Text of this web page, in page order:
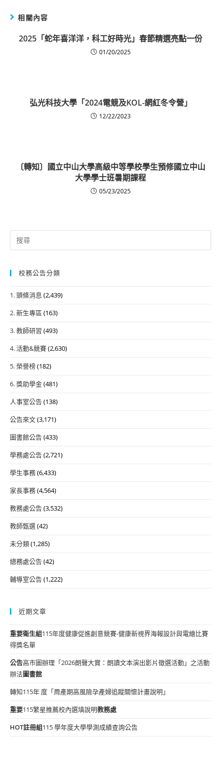
相關內容
2025「蛇年喜洋洋，科工好時光」春節精選亮點一份
01/20/2025
弘光科技大學「2024電競及KOL-網紅冬令營」
12/22/2023
〔轉知〕國立中山大學高級中等學校學生預修國立中山
大學學士班暑期課程
05/23/2025
Search
for:
校務公告分類
1. 頭條消息 (2,439)
2. 新生專區 (163)
3. 教師研習 (493)
4. 活動&競賽(2,630)
5. 榮譽榜(182)
6. 獎助學金(481)
人事室公告(138)
公告來文(3,171)
圖書館公告(433)
學務處公告(2,721)
學生事務(6,433)
家長事務(4,564)
教務處公告(3,532)
教師甄選(42)
未分類(1,285)
總務處公告(42)
輔導室公告(1,222)
近期文章
重要衛生組115年度健康促進創意競賽-健康新視界海報設計與電繪比賽
得獎名單
公告高市圖辦理「2026朗聲大賞：朗讀文本演出影片徵選活動」之活動
辦法圖書館
轉知115年 度「周產期高風險孕產婦追蹤關懷計畫說明」
重要115繁星推薦校內選填說明教務處
HOT註冊組115 學年度大學學測成績查詢公告